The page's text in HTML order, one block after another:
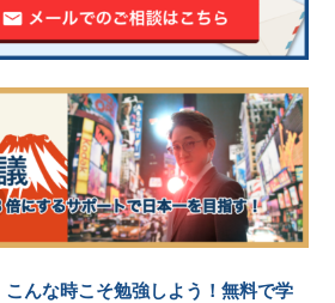
こんな時こそ勉強しよう！無料で学